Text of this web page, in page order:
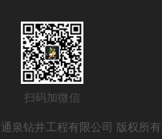
扫码加微信
泉钻井工程有限公司 版权所